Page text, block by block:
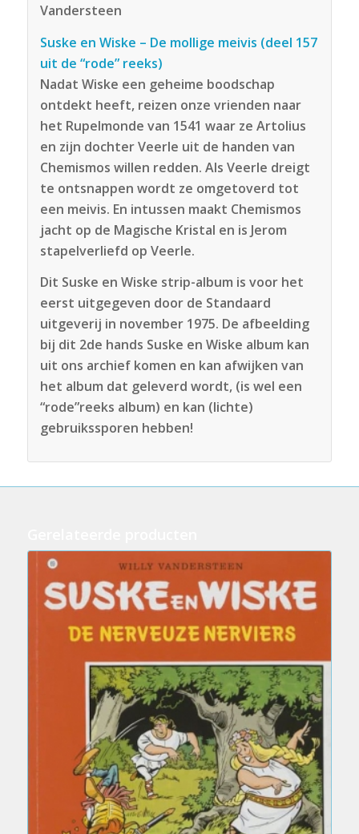
Vandersteen
Suske en Wiske – De mollige meivis (deel 157
uit de “rode” reeks)
Nadat Wiske een geheime boodschap
ontdekt heeft, reizen onze vrienden naar
het Rupelmonde van 1541 waar ze Artolius
en zijn dochter Veerle uit de handen van
Chemismos willen redden. Als Veerle dreigt
te ontsnappen wordt ze omgetoverd tot
een meivis. En intussen maakt Chemismos
jacht op de Magische Kristal en is Jerom
stapelverliefd op Veerle.
Dit Suske en Wiske strip-album is voor het
eerst uitgegeven door de Standaard
uitgeverij in november 1975. De afbeelding
bij dit 2de hands Suske en Wiske album kan
uit ons archief komen en kan afwijken van
het album dat geleverd wordt, (is wel een
“rode”reeks album) en kan (lichte)
gebruikssporen hebben!